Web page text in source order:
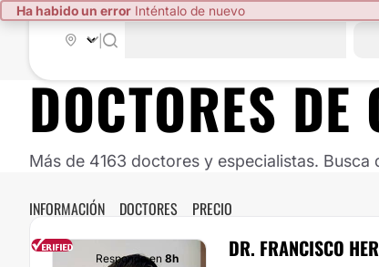
Ha habido un error Inténtalo de nuevo
DOCTORES DE
Más de 4163 doctores y especialistas.
INFORMACIÓN DOCTORES PRECIO
DR. FRANCISCO
Responde en 8h